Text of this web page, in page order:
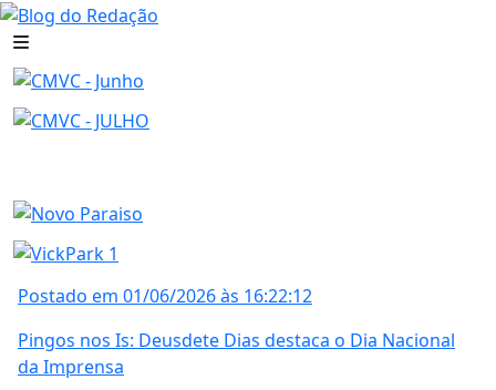
Postado em 01/06/2026 às 16:22:12
Pingos nos Is: Deusdete Dias destaca o Dia Nacional
da Imprensa